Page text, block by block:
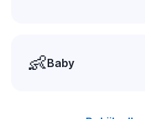
👶Baby